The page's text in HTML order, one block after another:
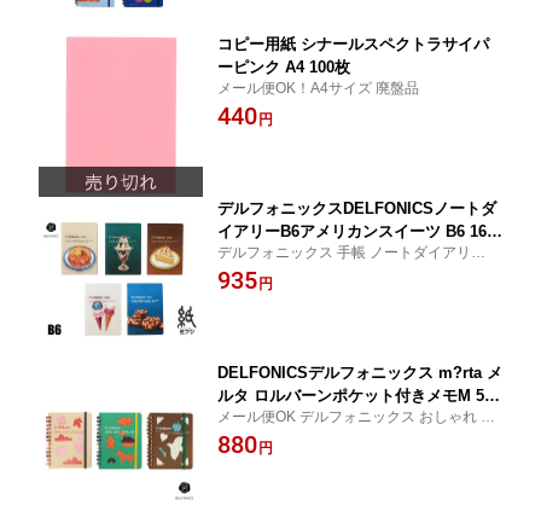
コピー用紙 シナールスペクトラサイパ
ーピンク A4 100枚
メール便OK！A4サイズ 廃盤品
440 円
デルフォニックスDELFONICSノートダ
イアリーB6アメリカンスイーツ B6 160
086全5色 2025年10月はじまり2026年12
月版
デルフォニックス 手帳 ノートダイアリー
アメリカンスイーツ コンパクト 人気 かわ
いい おしゃれ 2026年版 ダイアリー スケジ
935 円
DELFONICSデルフォニックス m?rta メ
ルタ ロルバーンポケット付きメモM 501
377
メール便OK デルフォニックス おしゃれ か
わいい 学生 ガーリー 習い事 女性 大人 女子
文具博 シンプルで飽きのこないデザイン 使
880 円